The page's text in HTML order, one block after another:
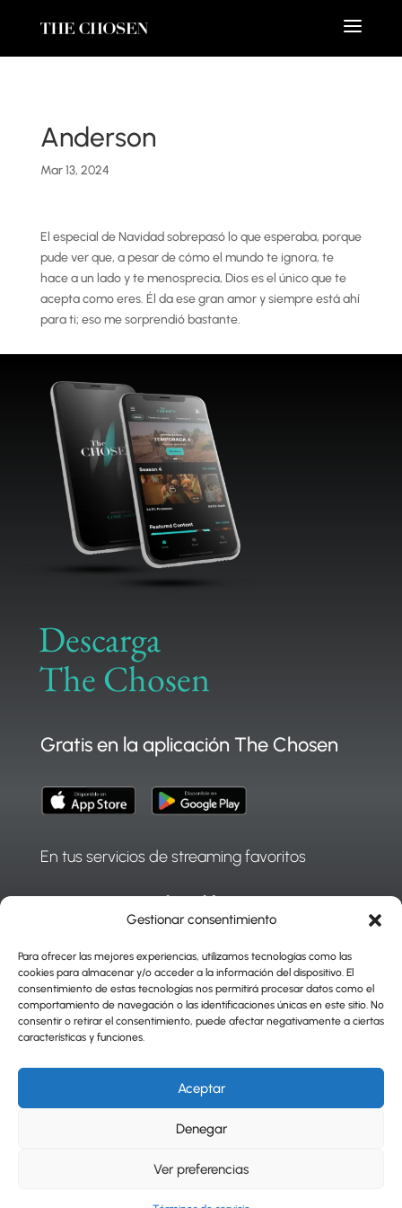
Gestionar consentimiento
Para ofrecer las mejores experiencias, utilizamos tecnologías como las
cookies para almacenar y/o acceder a la información del dispositivo. El
consentimiento de estas tecnologías nos permitirá procesar datos como el
comportamiento de navegación o las identificaciones únicas en este sitio. No
consentir o retirar el consentimiento, puede afectar negativamente a ciertas
características y funciones.
Aceptar
Denegar
Ver preferencias
APOYAR
Anderson
Mar 13, 2024
El especial de Navidad sobrepasó lo que esperaba, porque
pude ver que, a pesar de cómo el mundo te ignora, te
hace a un lado y te menosprecia, Dios es el único que te
acepta como eres. Él da ese gran amor y siempre está ahí
para ti; eso me sorprendió bastante.
Descarga
The Chosen
Gratis en la aplicación The Chosen
En tus servicios de streaming favoritos
Términos de servicio-Política de privacidad
©2025 - The Chosen | All right reserved